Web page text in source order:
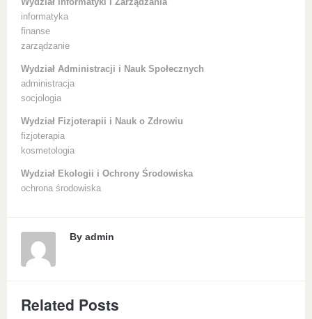
Wydział Informatyki i Zarządzania
informatyka
finanse
zarządzanie
Wydział Administracji i Nauk Społecznych
administracja
socjologia
Wydział Fizjoterapii i Nauk o Zdrowiu
fizjoterapia
kosmetologia
Wydział Ekologii i Ochrony Środowiska
ochrona środowiska
By admin
Related Posts